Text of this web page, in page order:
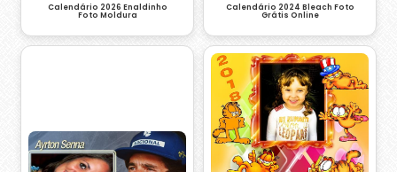
Calendário 2026 Enaldinho
Foto Moldura
Calendário 2024 Bleach Foto
Grátis Online